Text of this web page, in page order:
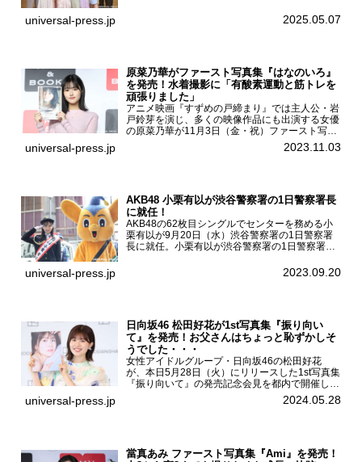
モード学園コクーンタワーで開催され、卒業モデ
universal-press.jp 2025.05.07
原菜乃華がファースト写真集『はなのいろ』
を発売！水着撮影に「有酸素運動と筋トレを
頑張りました」
アニメ映画『すずめの戸締まり』では主人公・岩
戸鈴芽を演じ、多くの映像作品にも出演する女優
の原菜乃華が11月3日（金・祝）ファースト写真
集『はなのいろ』発売記念イベントを
HMV&BOOKS SHIBUYAで開催した。原菜乃華フ
universal-press.jp 2023.11.03
AKB48 小栗有以が渋谷警察署の1日警察署長
に就任！
AKB48の62枚目シングルでセンターを務める小
栗有以が9月20日（水）渋谷警察署の1日警察署
長に就任。小栗有以が渋谷警察署の1日警察署長
での10日間実施される令和5年 秋の全国交通安全
universal-press.jp 2023.09.20
日向坂46 松田好花が1st写真集『振り向い
て』を発売！お父さんはちょっと恥ずかしそ
うでした・・・
女性アイドルグループ・日向坂46の松田好花
が、本日5月28日（火）にリリースした1st写真集
『振り向いて』の発売記念会見を都内で開催し
た。日向坂46 松田好花1st写真集『振り向いて』
発売記念会見写真集では日向坂46の松田好花を
universal-press.jp 2024.05.28
當真あみ ファースト写真集『Ami』を発売！